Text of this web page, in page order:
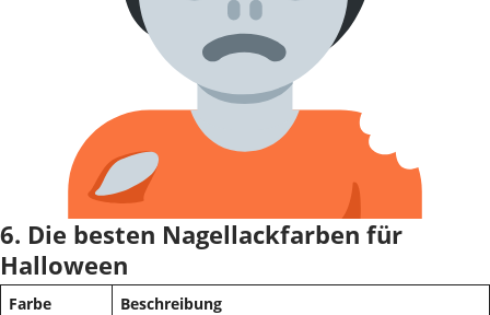
6. Die besten Nagellackfarben für
Halloween
Farbe
Beschreibung